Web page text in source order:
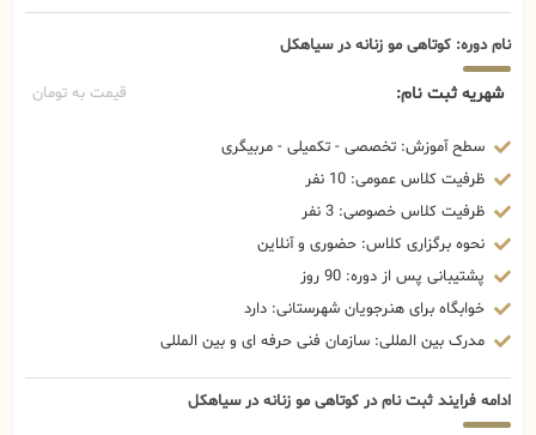
نام دوره: کوتاهی مو زنانه در سیاهکل
شهریه ثبت نام: قیمت به تومان
سطح آموزش: تخصصی - تکمیلی - مربیگری
ظرفیت کلاس عمومی: 10 نفر
ظرفیت کلاس خصوصی: 3 نفر
نحوه برگزاری کلاس: حضوری و آنلاین
پشتیبانی پس از دوره: 90 روز
خوابگاه برای هنرجویان شهرستانی: دارد
مدرک بین المللی: سازمان فنی حرفه ای و بین المللی
ادامه فرایند ثبت نام در کوتاهی مو زنانه در سیاهکل